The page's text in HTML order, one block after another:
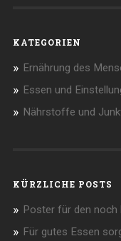
KATEGORIEN
Ernährung des
Essen und
Nährstoffe und
KÜRZLICHE POSTS
Poster für den noch
Für gutes Essen